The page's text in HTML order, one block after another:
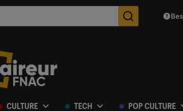
Des
CULTURE TECH POP CULTURE